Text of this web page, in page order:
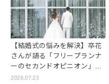
【結婚式の悩みを解決】卒花
さんが語る「フリープランナ
ーのセカンドオピニオン」の
魅力
2026.07.23